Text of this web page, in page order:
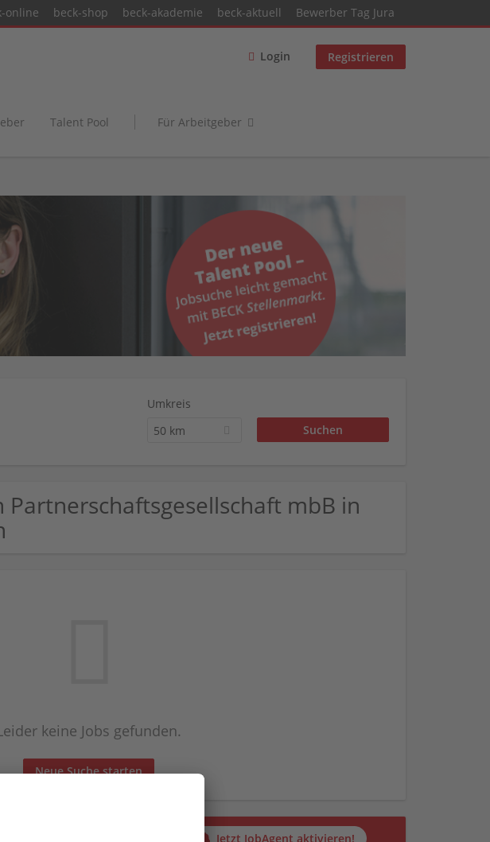
online beck-shop beck-akademie beck-aktuell Bewerber Tag Jura
Login Registrieren
Talent Pool Für Arbeitgeber
Umkreis
50 km
Partnerschaftsgesellschaft mbB in
keine Jobs gefunden.
Neue Suche starten
Updates per E-Mail erhalten? Jetzt JobAgent aktivieren!